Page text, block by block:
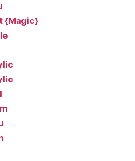
{Magic}